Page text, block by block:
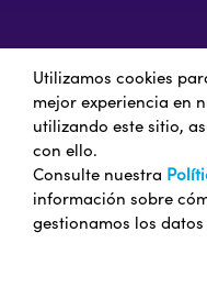
Utilizamos cookies
mejor experiencia en
utilizando este sitio,
con ello.
Consulte nuestra
información sobre
gestionamos los